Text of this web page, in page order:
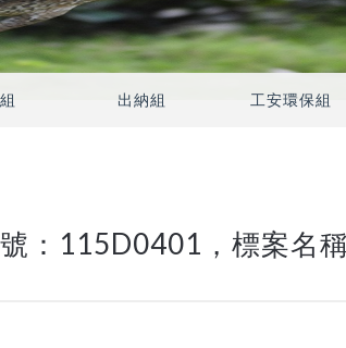
出納組 工安環保組
：115D0401，標案名